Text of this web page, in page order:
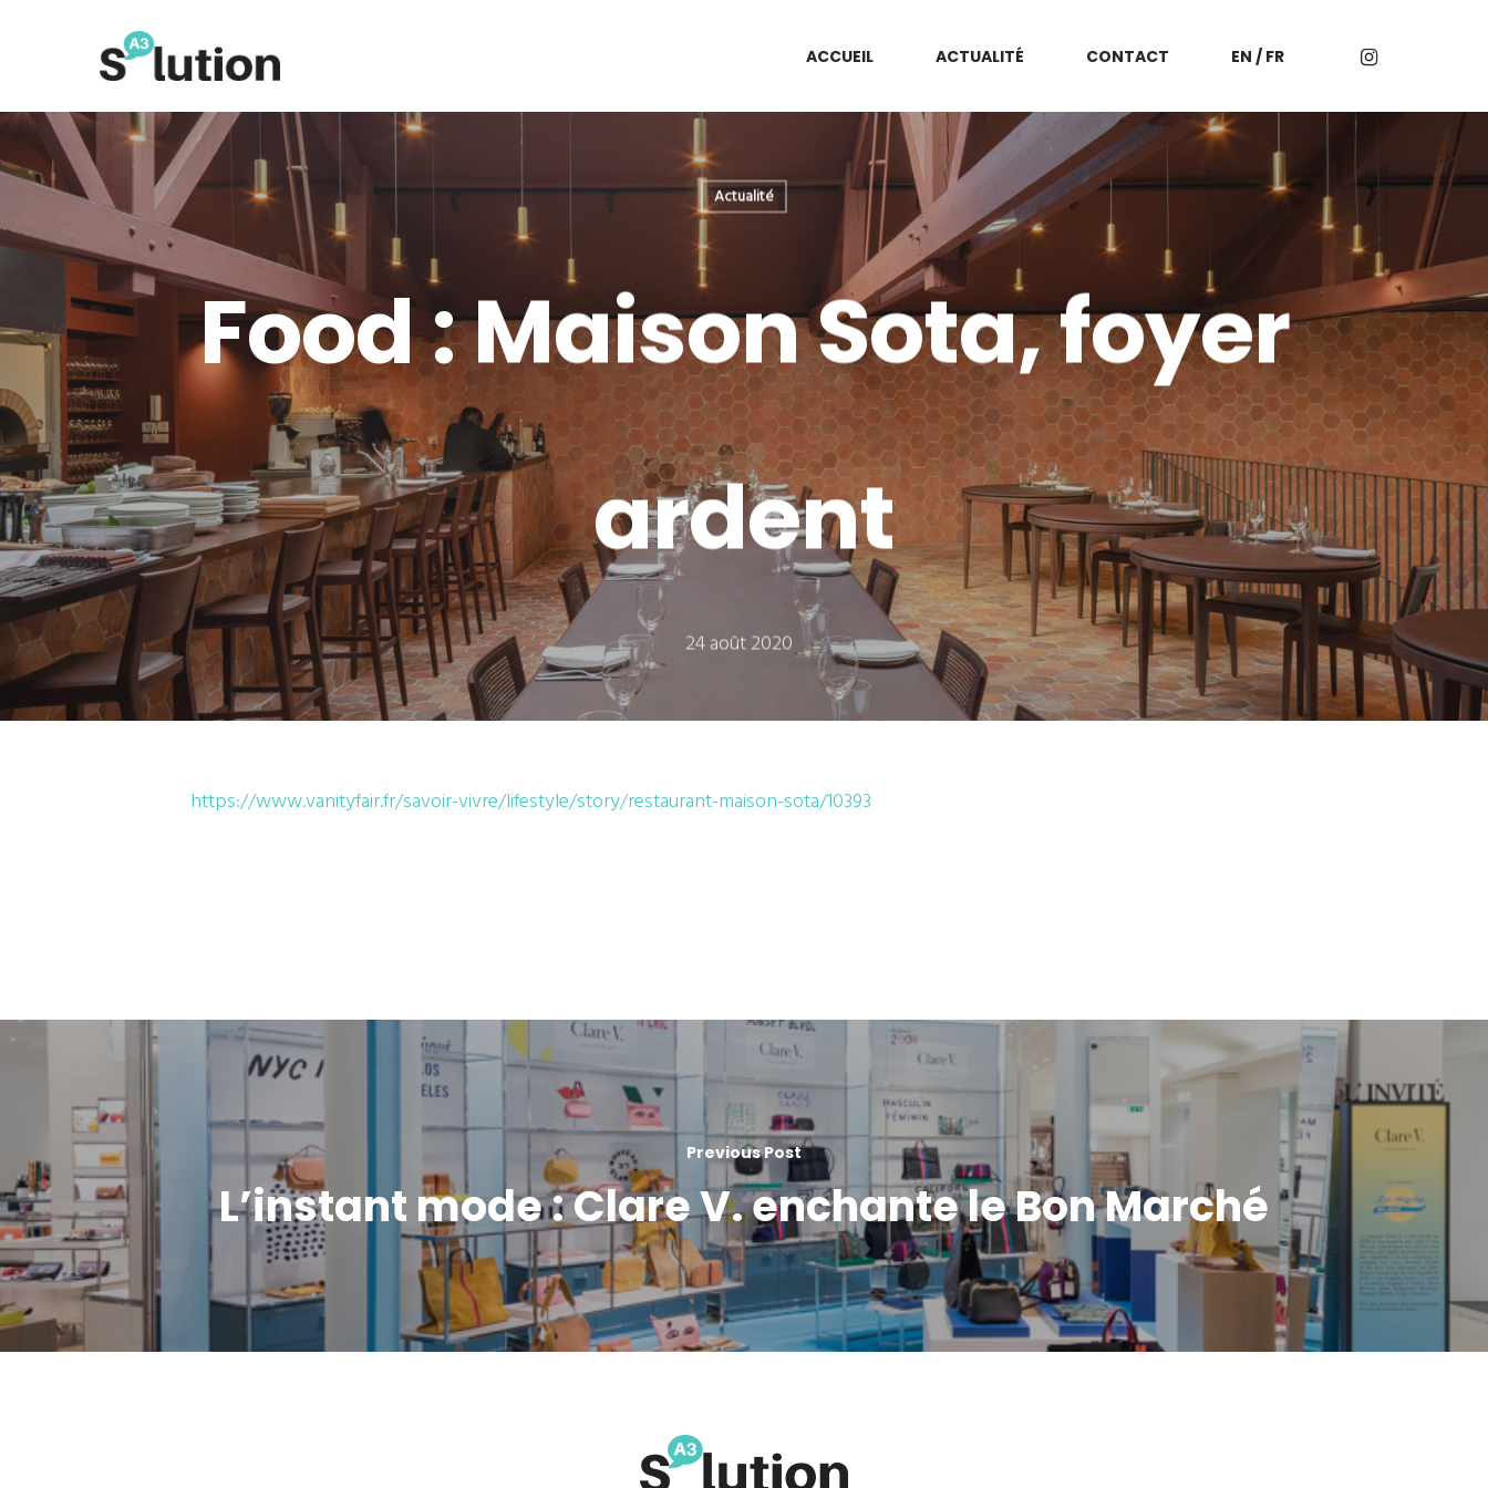
Hit enter to search or ESC to close
ACCUEIL ACTUALITÉ CONTACT EN / FR
Actualité
Food : Maison Sota, foyer
ardent
24 août 2020
https://www.vanityfair.fr/savoir-vivre/lifestyle/story/restaurant-maison-sota/10393
Previous Post
L’instant mode : Clare V. enchante le Bon Marché